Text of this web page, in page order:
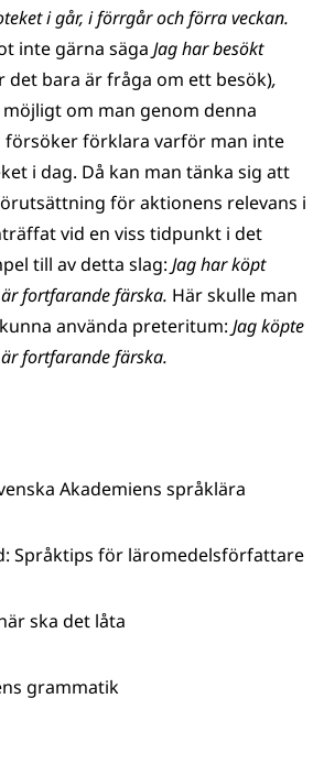
i går, i förrgår och förra veckan.
inte gärna säga Jag har besökt
det bara är fråga om ett besök),
om man genom denna
försöker förklara varför man inte
i dag. Då kan man tänka sig att
för aktionens relevans i
vid en viss tidpunkt i det
till av detta slag: Jag har köpt
fortfarande färska. Här skulle man
använda preteritum: Jag köpte
fortfarande färska.
Akademiens språklära
Språktips för läromedelsförfattare
ska det låta
grammatik